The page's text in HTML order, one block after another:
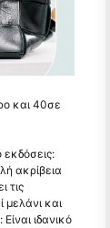
και 40σε
ακρίβεια
τις
μελάνι και
ιδανικό